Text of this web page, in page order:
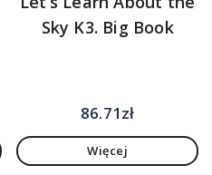
Sky K3. Big Book
86.71zł
Więcej